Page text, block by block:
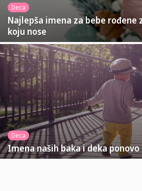
Deca
Najlepša imena za bebe rođene
koju nose
Deca
Imena naših baka i deka